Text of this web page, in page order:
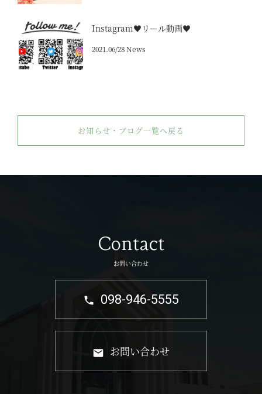
Instagram♥リール動画♥
2021.06/28 News
お知らせ・ブログ一覧へ戻る
Contact
お問い合わせ
098-946-5555
お問い合わせ